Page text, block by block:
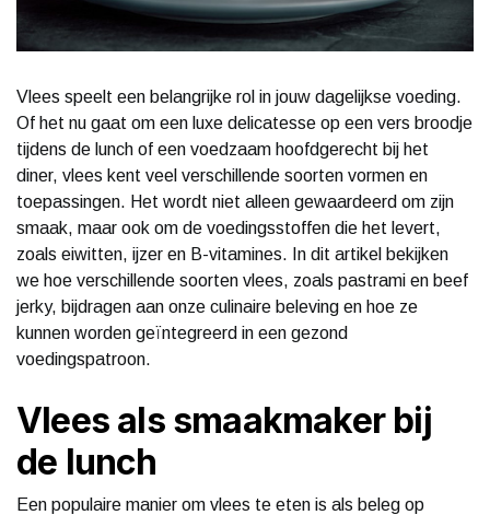
Vlees speelt een belangrijke rol in jouw dagelijkse voeding.
Of het nu gaat om een luxe delicatesse op een vers broodje
tijdens de lunch of een voedzaam hoofdgerecht bij het
diner, vlees kent veel verschillende soorten vormen en
toepassingen. Het wordt niet alleen gewaardeerd om zijn
smaak, maar ook om de voedingsstoffen die het levert,
zoals eiwitten, ijzer en B-vitamines. In dit artikel bekijken
we hoe verschillende soorten vlees, zoals pastrami en beef
jerky, bijdragen aan onze culinaire beleving en hoe ze
kunnen worden geïntegreerd in een gezond
voedingspatroon.
Vlees als smaakmaker bij
de lunch
Een populaire manier om vlees te eten is als beleg op